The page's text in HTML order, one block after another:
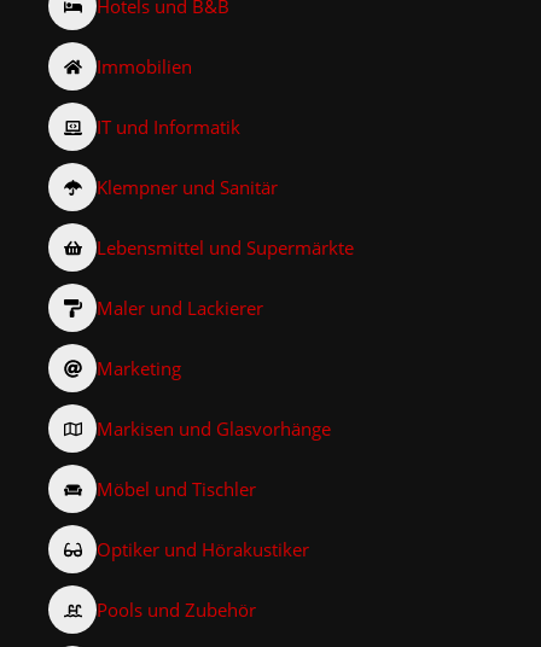
Hotels und B&B
Immobilien
IT und Informatik
Klempner und Sanitär
Lebensmittel und Supermärkte
Maler und Lackierer
Marketing
Markisen und Glasvorhänge
Möbel und Tischler
Optiker und Hörakustiker
Pools und Zubehör